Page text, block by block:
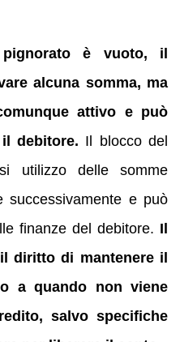
è vuoto, il
alcuna somma, ma
attivo e può
debitore. Il blocco del
utilizzo delle somme
successivamente e può
finanze del debitore. Il
diritto di mantenere il
a quando non viene
salvo specifiche